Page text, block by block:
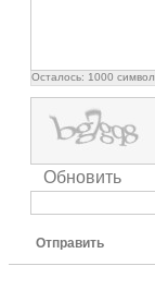
Осталось: 1000
Обновить
Отправить